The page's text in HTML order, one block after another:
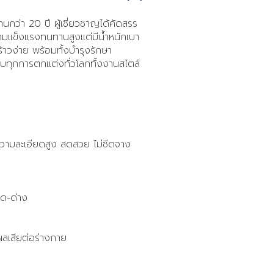
นกว่า 20 ปี ผู้เชี่ยวชาญได้คัดสรร
แข็งแรงทนทานสูงแต่มีน้ำหนักเบา
วง่าย พร้อมทั้งบำรุงรักษา
ทุกการตกแต่งทั่วโลกทั้งงานสไตล์
มละเอียดสูง สดสวย ไม่ซีดจาง
-ด่าง
เสียต่อร่างกาย